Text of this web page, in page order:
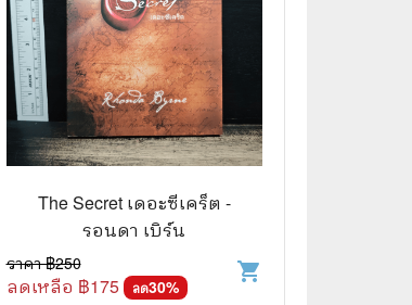
The Secret เดอะซีเคร็ต -
รอนดา เบิร์น
ราคา ฿250
ลดเหลือ ฿175 ลด30%
shopping_cart
🪅 Family
♟️ Abstract
บอร์ดเกมแปลไทย
บอร์ดเกมโดยคนไทย
🎴 Card Sleeves ซองใส่การ์ด
Board Game